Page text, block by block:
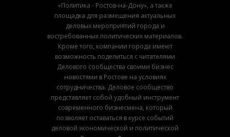
«Политика - Ростов-на-Дону», а также
площадка для размещения актуальных
деловых мероприятий города и
востребованных политических материалов.
Кроме того, компании города имеют
возможность поделиться с читателями
Делового сообщества своими бизнес
новостями в Ростове на условиях
сотрудничества. Деловое сообщество
представляет собой удобный инструмент
современного бизнесмена, который
позволяет оставаться в курсе событий
деловой экономической и политической